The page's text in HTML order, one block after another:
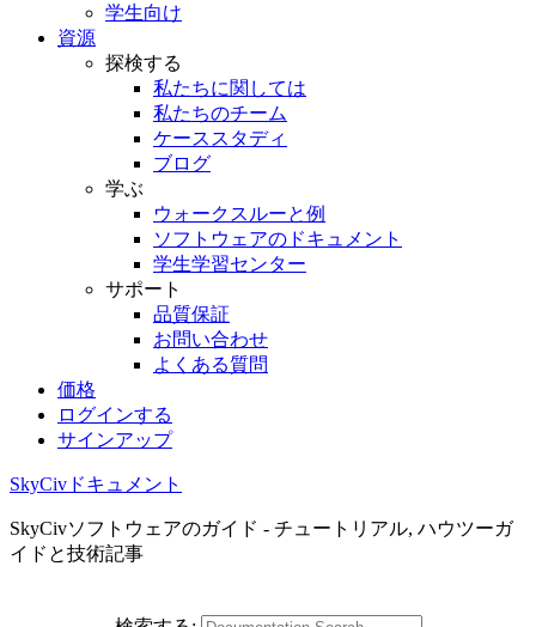
学生向け
資源
探検する
私たちに関しては
私たちのチーム
ケーススタディ
ブログ
学ぶ
ウォークスルーと例
ソフトウェアのドキュメント
学生学習センター
サポート
品質保証
お問い合わせ
よくある質問
価格
ログインする
サインアップ
SkyCivドキュメント
SkyCivソフトウェアのガイド - チュートリアル, ハウツーガ
イドと技術記事